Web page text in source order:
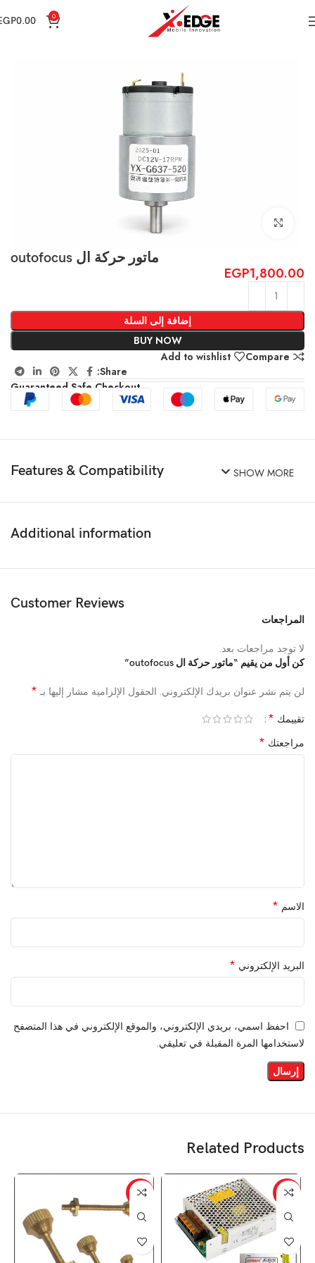
0
0.00
ماتور حركة ال outofocus
EGP1,800.00
إضافة إلى السلة
BUY NOW
Compare
Add to wishlist
Share:
Guaranteed Safe Checkout
Features & Compatibility SHOW MORE
Additional information
Customer Reviews
المراجعات
لا توجد مراجعات بعد.
كن أول من يقيم “ماتور حركة ال outofocus”
لن يتم نشر عنوان بريدك الإلكتروني. الحقول الإلزامية مشار إليها بـ *
تقييمك *
مراجعتك *
الاسم *
البريد الإلكتروني *
احفظ اسمي، بريدي الإلكتروني، والموقع الإلكتروني في هذا المتصفح
لاستخدامها المرة المقبلة في تعليقي.
Related Products
-7%
-17%